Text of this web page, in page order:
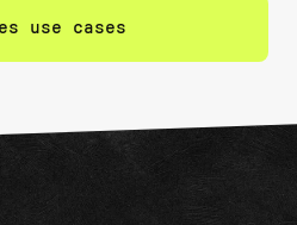
use cases